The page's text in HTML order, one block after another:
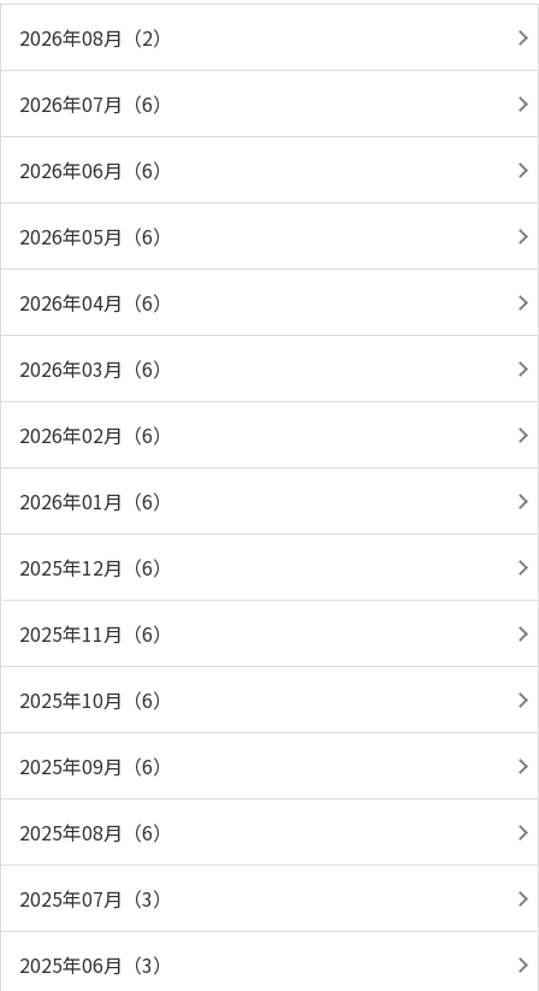
2026年08月（2）
2026年07月（6）
2026年06月（6）
2026年05月（6）
2026年04月（6）
2026年03月（6）
2026年02月（6）
2026年01月（6）
2025年12月（6）
2025年11月（6）
2025年10月（6）
2025年09月（6）
2025年08月（6）
2025年07月（3）
2025年06月（3）